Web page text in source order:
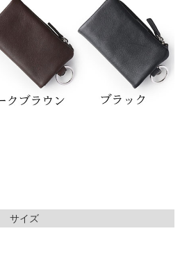
サイズ